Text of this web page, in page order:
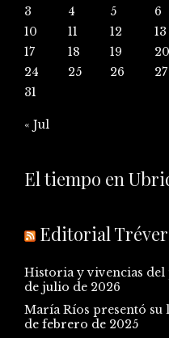
3
4 5 6
10
11 12 13
17
18 19 20
24
25 26 27
31
« Jul
El tiempo en
Editorial
Historia y vivencias del
de julio de 2026
María Ríos presentó su
de febrero de 2025